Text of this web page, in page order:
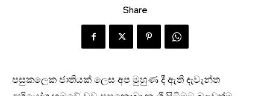
Share
පසුකලෙක ජාතියක් ලෙස අප මුහුණ දී ඇති දැවැන්ත